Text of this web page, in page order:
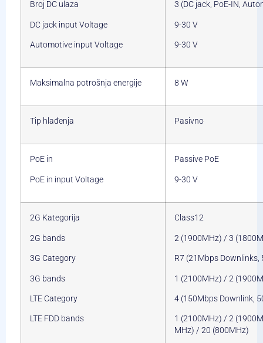
Broj DC ulaza
DC jack input Voltage
Automotive input Voltage
3 (DC jack, PoE-IN,
9-30 V
9-30 V
Maksimalna potrošnja energije 8 W
Tip hlađenja Pasivno
PoE in
PoE in input Voltage
Passive PoE
9-30 V
2G Kategorija
2G bands
3G Category
3G bands
LTE Category
LTE FDD bands
Class12
2 (1900MHz) / 3
R7 (21Mbps Downlinks,
1 (2100MHz) / 2
4 (150Mbps Downlink,
1 (2100MHz) / 2
MHz) / 20 (800MHz)